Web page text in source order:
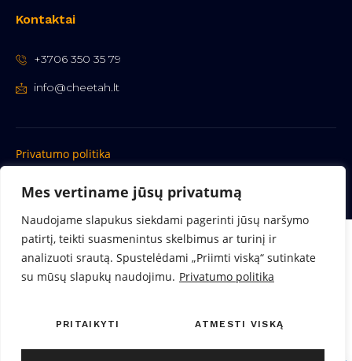
Mes vertiname jūsų privatumą
Naudojame slapukus siekdami pagerinti jūsų naršymo
patirtį, teikti suasmenintus skelbimus ar turinį ir
analizuoti srautą. Spustelėdami „Priimti viską“ sutinkate
su mūsų slapukų naudojimu. Privatumo politika
PRITAIKYTI ATMESTI VISKĄ
Kontaktai
+3706 350 35 79
info@cheetah.lt
Privatumo politika